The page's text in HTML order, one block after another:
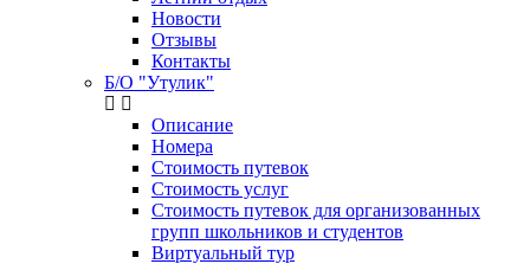
Новости
Отзывы
Контакты
Б/О "Утулик"
Описание
Номера
Стоимость путевок
Стоимость услуг
Стоимость путевок для организованных
групп школьников и студентов
Виртуальный тур